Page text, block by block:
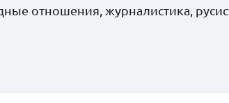
отношения, журналистика,